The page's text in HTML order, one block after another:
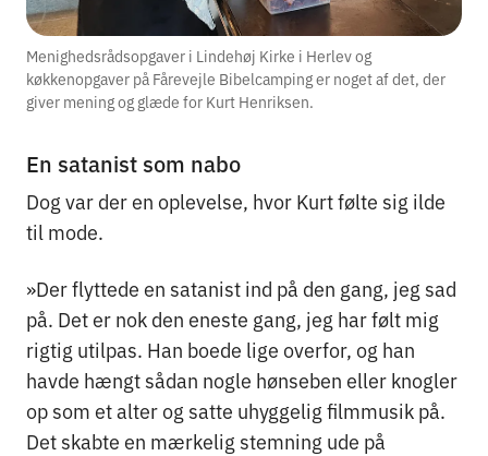
Menighedsrådsopgaver i Lindehøj Kirke i Herlev og
køkkenopgaver på Fårevejle Bibelcamping er noget af det, der
giver mening og glæde for Kurt Henriksen.
En satanist som nabo
Dog var der en oplevelse, hvor Kurt følte sig ilde
til mode.
»Der flyttede en satanist ind på den gang, jeg sad
på. Det er nok den eneste gang, jeg har følt mig
rigtig utilpas. Han boede lige overfor, og han
havde hængt sådan nogle hønseben eller knogler
op som et alter og satte uhyggelig filmmusik på.
Det skabte en mærkelig stemning ude på